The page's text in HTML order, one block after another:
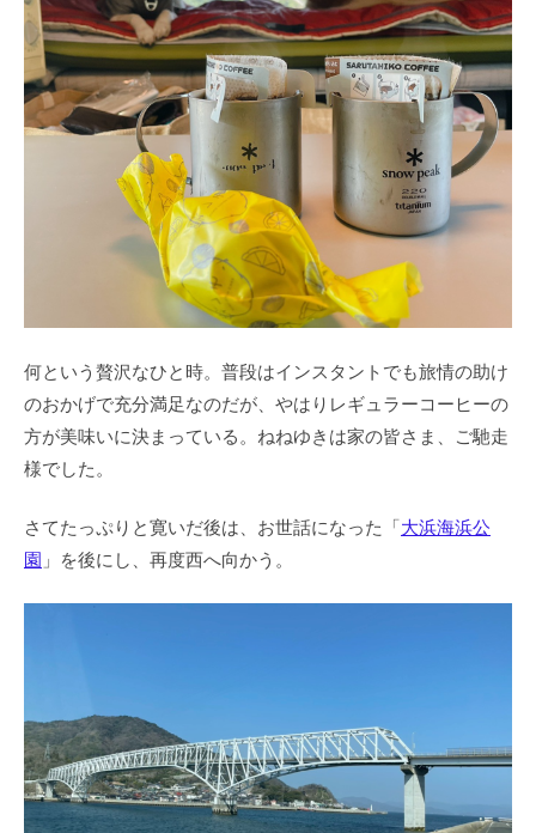
何という贅沢なひと時。普段はインスタントでも旅情の助け
のおかげで充分満足なのだが、やはりレギュラーコーヒーの
方が美味いに決まっている。ねねゆきは家の皆さま、ご馳走
様でした。
さてたっぷりと寛いだ後は、お世話になった「大浜海浜公
園 」を後にし、再度西へ向かう。